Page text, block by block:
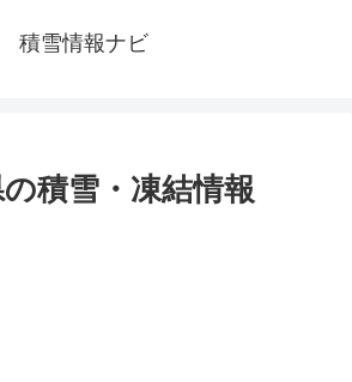
積雪情報ナビ
積雪・凍結情報